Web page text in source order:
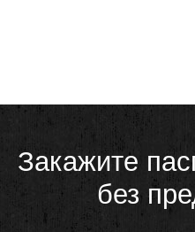
Закажите
без